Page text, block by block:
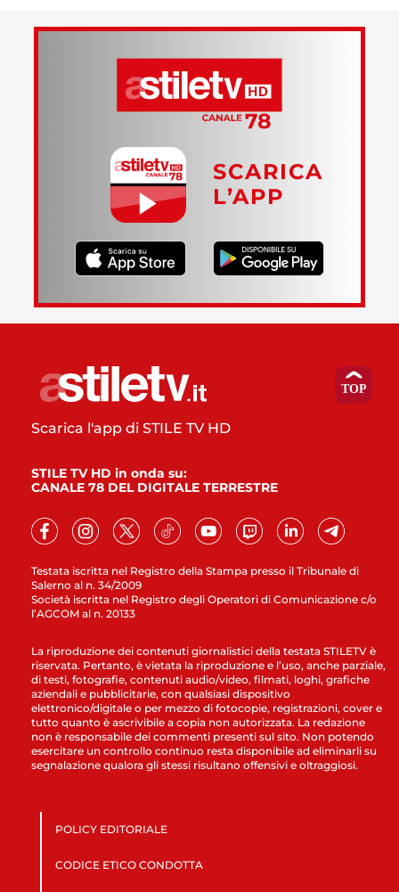
SCARICA
L’APP
Testata iscritta nel Registro della Stampa presso il Tribunale di
Salerno al n. 34/2009
Società iscritta nel Registro degli Operatori di Comunicazione c/o
l’AGCOM al n. 20133
Scarica l'app di STILE TV HD
STILE TV HD in onda su:
CANALE 78 DEL DIGITALE TERRESTRE
La riproduzione dei contenuti giornalistici della testata STILETV è
riservata. Pertanto, è vietata la riproduzione e l’uso, anche parziale,
di testi, fotografie, contenuti audio/video, filmati, loghi, grafiche
aziendali e pubblicitarie, con qualsiasi dispositivo
elettronico/digitale o per mezzo di fotocopie, registrazioni, cover e
tutto quanto è ascrivibile a copia non autorizzata. La redazione
non è responsabile dei commenti presenti sul sito. Non potendo
esercitare un controllo continuo resta disponibile ad eliminarli su
segnalazione qualora gli stessi risultano offensivi e oltraggiosi.
POLICY EDITORIALE
CODICE ETICO CONDOTTA